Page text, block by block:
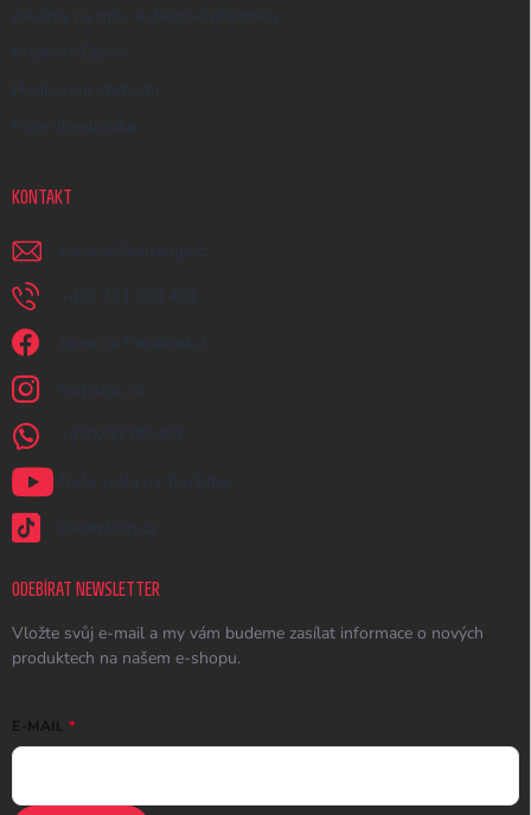
Zakázky na míru a dárkové předměty
Kreativní Česko
Hodnocení obchodu
Moje objednávka
KONTAKT
napiste @ earplugs.cz
+420 731 389 483
Jsme na Facebooku!
earplugs_cz
+420731389483
Naše videa na YouTube
@earplugs.cz
ODEBÍRAT NEWSLETTER
Vložte svůj e-mail a my vám budeme zasílat informace o nových
produktech na našem e-shopu.
E-MAIL